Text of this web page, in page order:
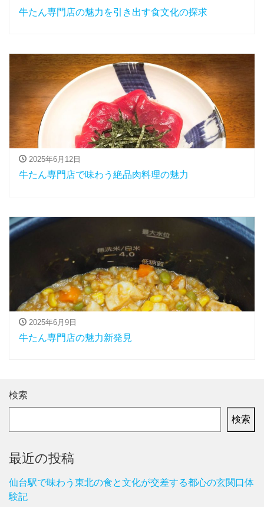
牛たん専門店の魅力を引き出す食文化の探求
2025年6月12日
牛たん専門店で味わう絶品肉料理の魅力
2025年6月9日
牛たん専門店の魅力新発見
検索
検索
最近の投稿
仙台駅で味わう東北の食と文化が交差する都心の玄関口体
験記